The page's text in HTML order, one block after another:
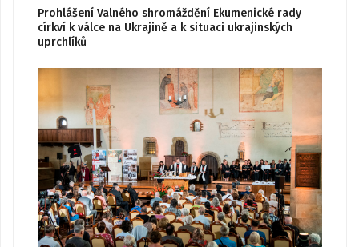
Prohlášení Valného shromáždění Ekumenické rady
církví k válce na Ukrajině a k situaci ukrajinských
uprchlíků